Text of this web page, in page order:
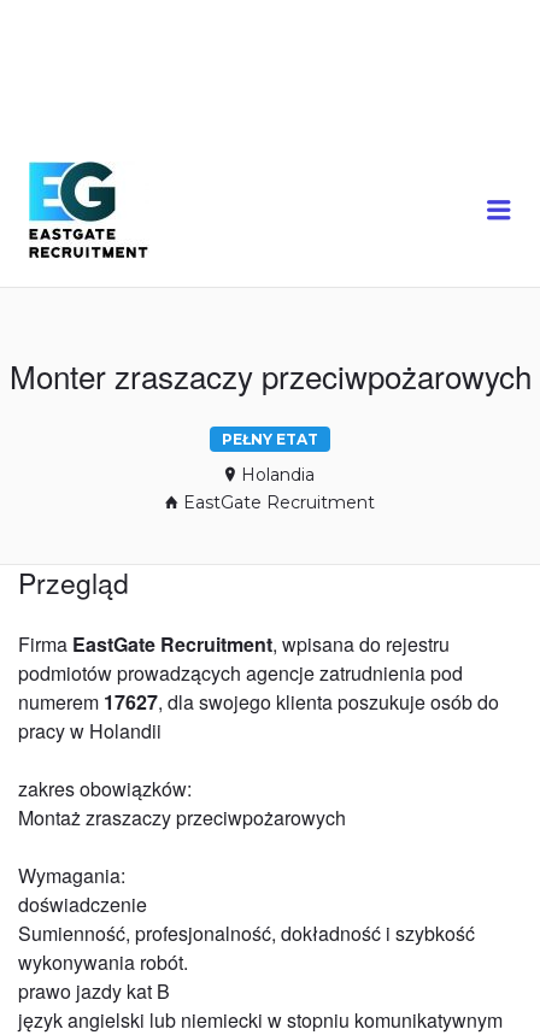
Monter zraszaczy przeciwpożarowych
PEŁNY ETAT
Holandia
EastGate Recruitment
Przegląd
Firma EastGate Recruitment, wpisana do rejestru
podmiotów prowadzących agencje zatrudnienia pod
numerem 17627, dla swojego klienta poszukuje osób do
pracy w Holandii
zakres obowiązków:
Montaż zraszaczy przeciwpożarowych
Wymagania:
doświadczenie
Sumienność, profesjonalność, dokładność i szybkość
wykonywania robót.
prawo jazdy kat B
język angielski lub niemiecki w stopniu komunikatywnym